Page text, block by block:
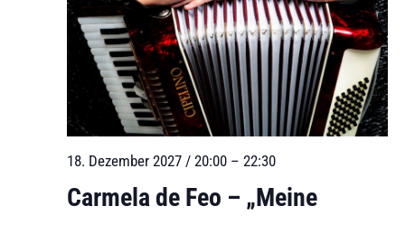
Carmela de Feo – „Meine
18. Dezember 2027 / 20:00– 22:30